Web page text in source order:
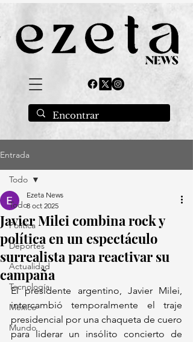
Entrada
Todo
Política
Deportes
Actualidad
Tecnología
México
Mundo
Todo
Javier Milei combina rock y
política en un espectáculo
surrealista para reactivar su
campaña
Ezeta News
8 oct 2025
El presidente argentino, Javier Milei,
intercambió temporalmente el traje
presidencial por una chaqueta de cuero
para liderar un insólito concierto de